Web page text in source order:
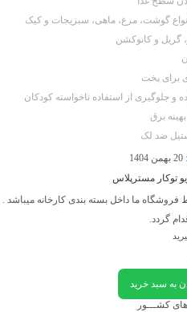
گوشت، مرغ، ماهی، سبزیجات و کیک
گریل و کانوکشن
برای پخت
و جلوگیری از استفاده ناخواسته کودکان
ضد لک
20 بهمن 1404
توکار مسترپلاس
فروشگاه ما داخل بسته بندی کارخانه
گردد.
به سبد خرید
کشـــور